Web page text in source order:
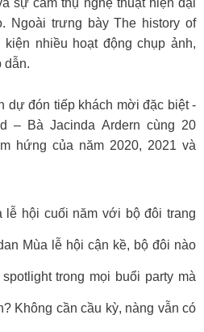
sự cảm thụ nghệ thuật hiện đại
Ngoài trưng bày The history of
nhiều hoạt động chụp ảnh,
dẫn.
dự đón tiếp khách mời đặc biệt -
– Bà Jacinda Ardern cùng 20
hứng của năm 2020, 2021 và
lễ hội cuối năm với bộ đôi trang
Mùa lễ hội cận kề, bộ đôi nào
trong mọi buổi party mà
Không cần cầu kỳ, nàng vẫn có